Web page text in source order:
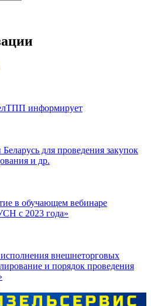
информирует
для проведения закупок
и др.
в обучающем вебинаре
с 2023 года»
внешнеторговых
и порядок проведения